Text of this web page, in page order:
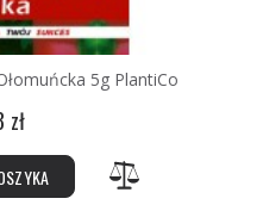
5g PlantiCo
zł